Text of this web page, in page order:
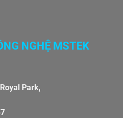
NGHỆ MSTEK
Royal Park,